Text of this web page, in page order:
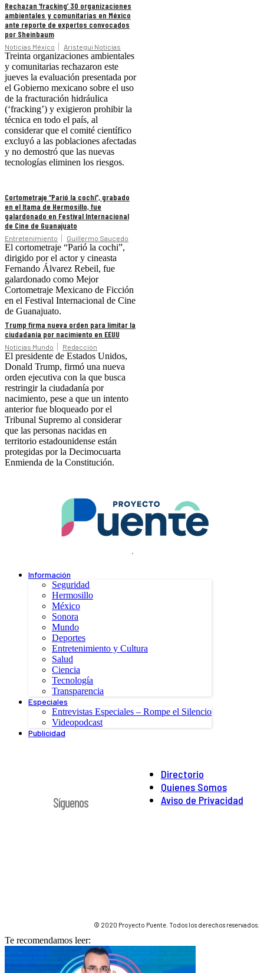
Rechazan ‘fracking’ 30 organizaciones
ambientales y comunitarias en México
ante reporte de expertos convocados
por Sheinbaum
Noticias México Aristegui Noticias
Treinta organizaciones ambientales
y comunitarias rechazaron este
jueves la evaluación presentada por
el Gobierno mexicano sobre el uso
de la fracturación hidráulica
(‘fracking’) y exigieron prohibir la
técnica en todo el país, al
considerar que el comité científico
excluyó a las poblaciones afectadas
y no demostró que las nuevas
tecnologías eliminen los riesgos.
Cortometraje “Parió la cochi”, grabado
en el Itama de Hermosillo, fue
galardonado en Festival Internacional
de Cine de Guanajuato
Entretenimiento Guillermo Saucedo
El cortometraje “Parió la cochi”,
dirigido por el actor y cineasta
Fernando Álvarez Rebeil, fue
galardonado como Mejor
Cortometraje Mexicano de Ficción
en el Festival Internacional de Cine
de Guanajuato.
Trump firma nueva orden para limitar la
ciudadanía por nacimiento en EEUU
Noticias Mundo Redacción
El presidente de Estados Unidos,
Donald Trump, firmó una nueva
orden ejecutiva con la que busca
restringir la ciudadanía por
nacimiento, pese a que un intento
anterior fue bloqueado por el
Tribunal Supremo al considerar
que las personas nacidas en
territorio estadounidense están
protegidas por la Decimocuarta
Enmienda de la Constitución.
.
Información
Seguridad
Hermosillo
México
Sonora
Mundo
Deportes
Entretenimiento y Cultura
Salud
Ciencia
Tecnología
Transparencia
Especiales
Entrevistas Especiales – Rompe el Silencio
Videopodcast
Publicidad
Directorio
Quienes Somos
Aviso de Privacidad
Síguenos
© 2020 Proyecto Puente. Todos los derechos reservados.
Te recomendamos leer: